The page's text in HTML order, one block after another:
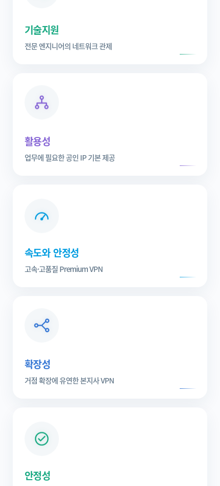
기술지원
전문 엔지니어의 네트워크 관제
활용성
업무에 필요한 공인 IP 기본 제공
속도와 안정성
고속·고품질 Premium VPN
확장성
거점 확장에 유연한 본지사 VPN
안정성